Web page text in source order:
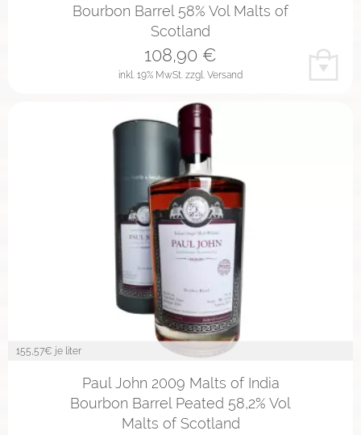
Bourbon Barrel 58% Vol Malts of
Scotland
inkl. 19% MwSt. zzgl. Versand
108,90 €
155,57€ je liter
Paul John 2009 Malts of India
Bourbon Barrel Peated 58,2% Vol
Malts of Scotland